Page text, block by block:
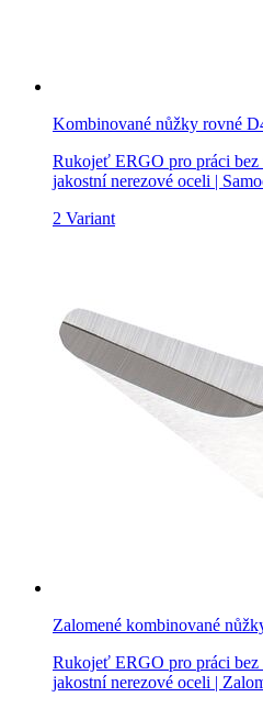
Kombinované nůžky rovné
Rukojeť ERGO pro práci bez
jakostní nerezové oceli |
2 Variant
Zalomené kombinované
Rukojeť ERGO pro práci bez
jakostní nerezové oceli |